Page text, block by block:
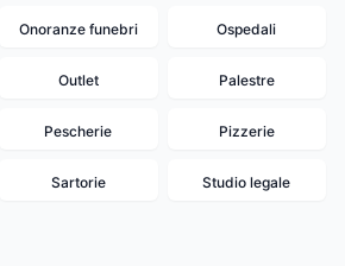
Onoranze funebri Ospedali
Outlet Palestre
Pescherie Pizzerie
Sartorie Studio legale
13